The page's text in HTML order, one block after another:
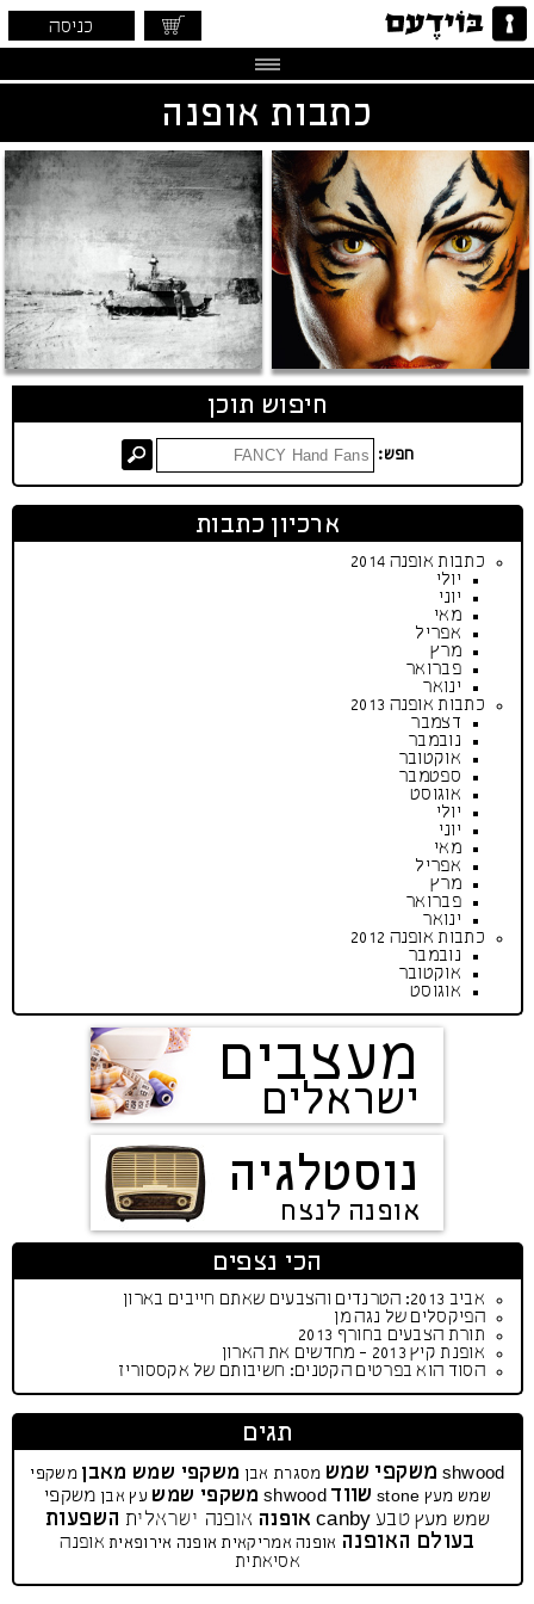
כניסה
כתבות אופנה
חיפוש תוכן
חפש:
ארכיון כתבות
כתבות אופנה 2014
יולי
יוני
מאי
אפריל
מרץ
פברואר
ינואר
כתבות אופנה 2013
דצמבר
נובמבר
אוקטובר
ספטמבר
אוגוסט
יולי
יוני
מאי
אפריל
מרץ
פברואר
ינואר
כתבות אופנה 2012
נובמבר
אוקטובר
אוגוסט
מעצבים
ישראלים
נוסטלגיה
אופנה לנצח
הכי נצפים
אביב 2013: הטרנדים והצבעים שאתם חייבים בארון
הפיקסלים של נגה מן
תורת הצבעים בחורף 2013
אופנת קיץ 2013 - מחדשים את הארון
הסוד הוא בפרטים הקטנים: חשיבותם של אקססוריז
תגים
shwood משקפי שמש מסגרת אבן משקפי שמש מאבן משקפי
שמש מעץ stone שווד shwood משקפי שמש עץ אבן משקפי
שמש מעץ טבע canby אופנה אופנה ישראלית השפעות
בעולם האופנה אופנה אמריקאית אופנה אירופאית אופנה
אסיאתית